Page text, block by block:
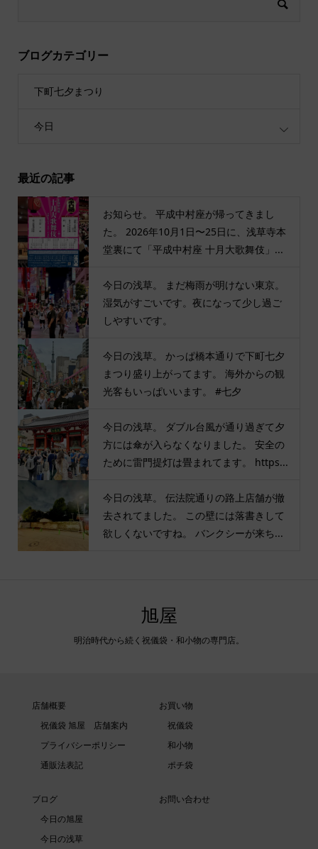
ブログカテゴリー
下町七夕まつり
今日
最近の記事
お知らせ。 平成中村座が帰ってきまし
た。 2026年10月1日〜25日に、浅草寺本
堂裏にて「平成中村座 十月大歌舞伎」...
今日の浅草。 まだ梅雨が明けない東京。
湿気がすごいです。夜になって少し過ご
しやすいです。
今日の浅草。 かっぱ橋本通りで下町七夕
まつり盛り上がってます。 海外からの観
光客もいっぱいいます。 #七夕
今日の浅草。 ダブル台風が通り過ぎて夕
方には傘が入らなくなりました。 安全の
ために雷門提灯は畳まれてます。 https...
今日の浅草。 伝法院通りの路上店舗が撤
去されてました。 この壁には落書きして
欲しくないですね。 バンクシーが来ち...
旭屋
明治時代から続く祝儀袋・和小物の専門店。
店舗概要
祝儀袋 旭屋 店舗案内
プライバシーポリシー
通販法表記
お買い物
祝儀袋
和小物
ポチ袋
ブログ
今日の旭屋
今日の浅草
お問い合わせ